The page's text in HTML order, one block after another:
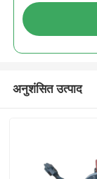
अनुशंसित उत्पाद